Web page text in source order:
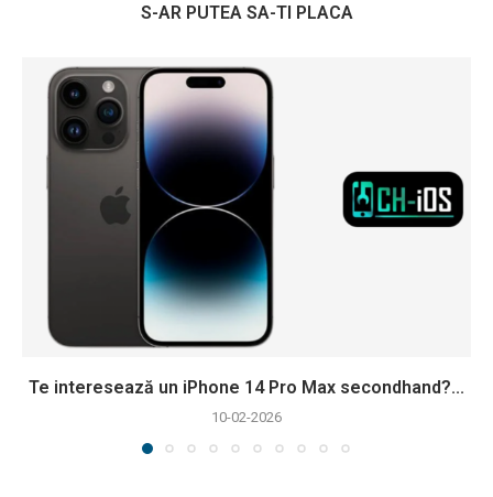
S-AR PUTEA SA-TI PLACA
Te interesează un iPhone 14 Pro Max secondhand?...
10-02-2026